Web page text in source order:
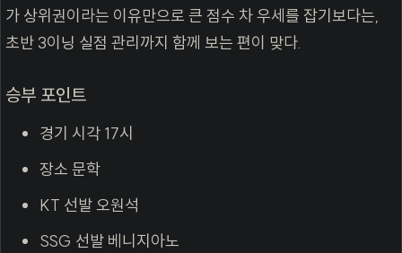
가 상위권이라는 이유만으로 큰 점수 차 우세를 잡기보다는,
초반 3이닝 실점 관리까지 함께 보는 편이 맞다.
승부 포인트
경기 시각 17시
장소 문학
KT 선발 오원석
SSG 선발 베니지아노